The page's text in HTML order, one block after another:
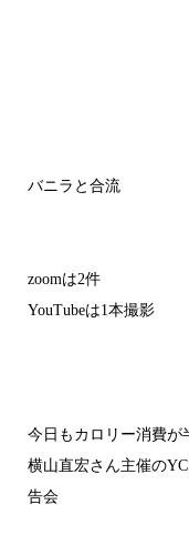
バニラと合流
zoomは2件
YouTubeは1本撮影
今日もカロリー消費が
横山直宏さん主催の
告会